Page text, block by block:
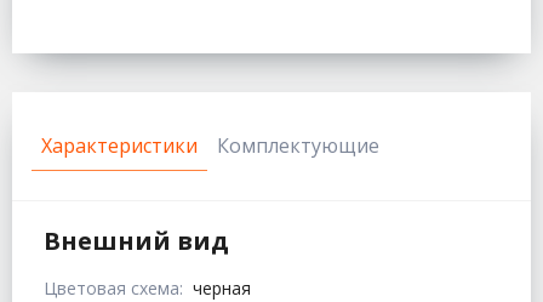
Характеристики Комплектующие
Внешний вид
Цветовая схема: черная